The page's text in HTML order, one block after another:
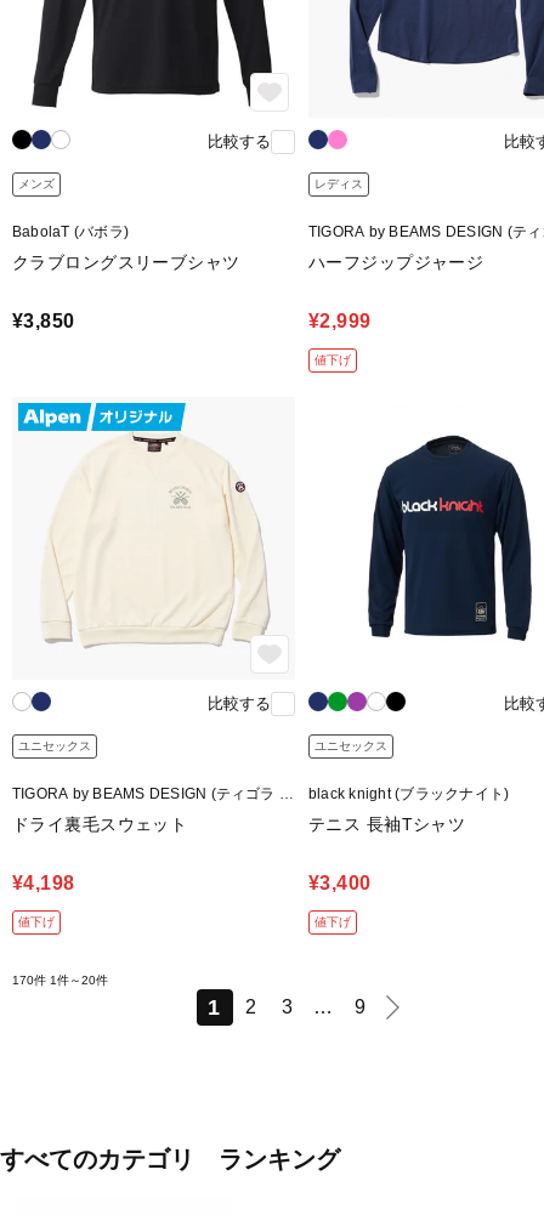
比較する
メンズ
BabolaT (バボラ)
クラブロングスリーブシャツ
¥3,850
比較
レディス
TIGORA by BEAMS DESIGN (テ
イ ビームスデザイン)
ハーフジップジャージ
¥2,999
値下げ
比較する
ユニセックス
TIGORA by BEAMS DESIGN (ティゴラ バ
イ ビームスデザイン)
ドライ裏毛スウェット
¥4,198
値下げ
比較
ユニセックス
black knight (ブラックナイト)
テニス 長袖Tシャツ
¥3,400
値下げ
170件 1件～20件
1 2 3 … 9
すべてのカテゴリ ランキング